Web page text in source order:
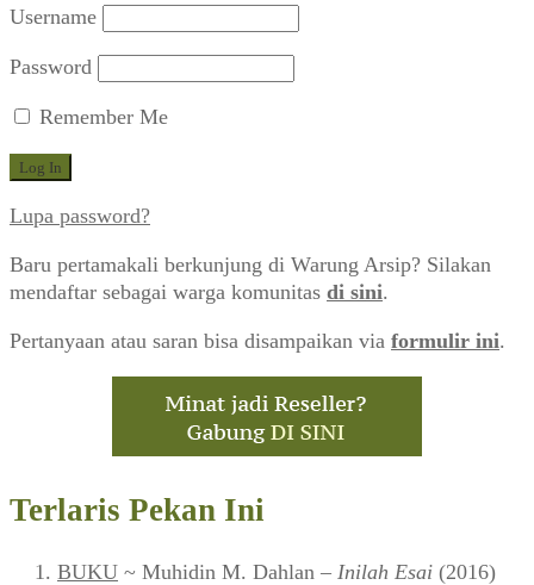
Username
Password
Remember Me
Lupa password?
Baru pertamakali berkunjung di Warung Arsip? Silakan
mendaftar sebagai warga komunitas di sini.
Pertanyaan atau saran bisa disampaikan via formulir ini.
Terlaris Pekan Ini
BUKU ~ Muhidin M. Dahlan – Inilah Esai (2016)